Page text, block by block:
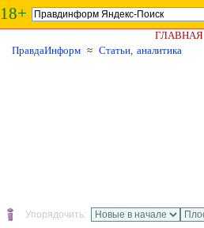
18+
ГЛАВНАЯ
ПравдаИнформ ≈ Статьи, аналитика
Упорядочить: